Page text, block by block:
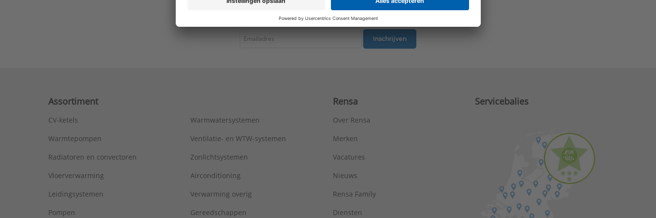
Type: Metro R=2,5
Inschrijven
Assortiment
CV-ketels
Warmtepompen
Radiatoren en convectoren
Vloerverwarming
Leidingsystemen
Pompen
Warmwatersystemen
Ventilatie- en WTW-systemen
Zonlichtsystemen
Airconditioning
Verwarming overig
Gereedschappen
Rensa
Over Rensa
Merken
Vacatures
Nieuws
Rensa Family
Diensten
Servicebalies